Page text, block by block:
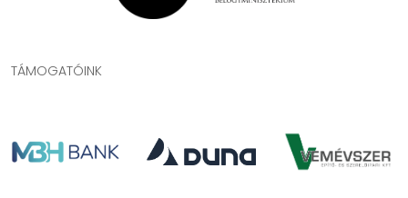
TÁMOGATÓINK